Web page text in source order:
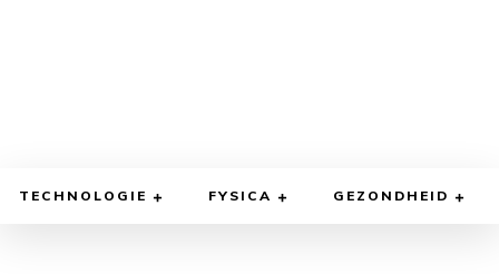
TECHNOLOGIE FYSICA GEZONDHEID